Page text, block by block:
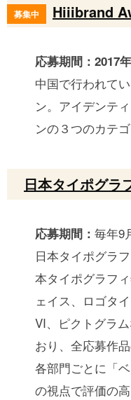
募集中 Hiiibrand
応募期間：2017
中国で行われて
ン。アイデンテ
ンの３つのカテ
日本タイポグラ
応募期間： 毎年9
日本タイポグラ
本タイポグラフ
ェイス、ロゴタ
VI、ピクトグラ
おり、全応募作
各部門ごとに「
の視点で評価の